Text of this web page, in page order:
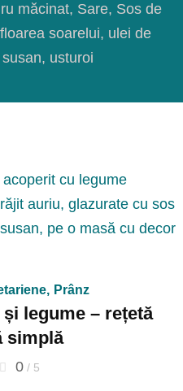
măcinat Sare Sos de
soarelui ulei de
usturoi
, Prânz
legume – rețetă
simplă
0/ 5